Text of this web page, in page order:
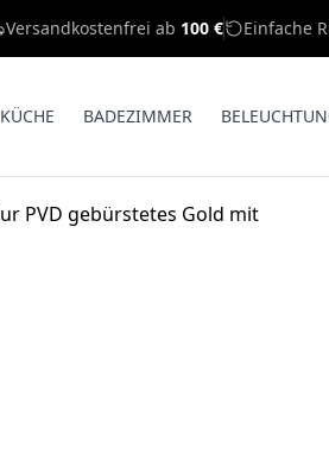
Versandkostenfrei ab 100 € Einfache
KÜCHE BADEZIMMER